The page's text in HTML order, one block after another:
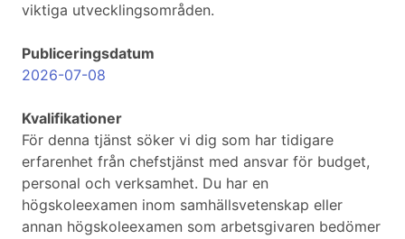
viktiga utvecklingsområden.
Publiceringsdatum
2026-07-08
Kvalifikationer
För denna tjänst söker vi dig som har tidigare
erfarenhet från chefstjänst med ansvar för budget,
personal och verksamhet. Du har en
högskoleexamen inom samhällsvetenskap eller
annan högskoleexamen som arbetsgivaren bedömer